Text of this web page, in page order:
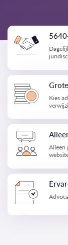
Kies
Alleen